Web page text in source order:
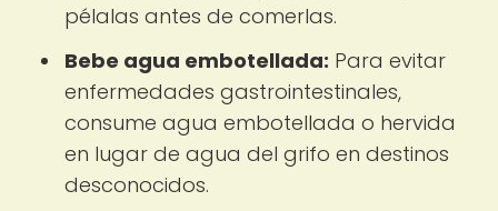
pélalas antes de comerlas.
Bebe agua embotellada: Para evitar
enfermedades gastrointestinales,
consume agua embotellada o hervida
en lugar de agua del grifo en destinos
desconocidos.